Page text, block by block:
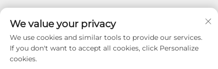
お問い合わせ
We value your privacy
We use cookies and similar tools to provide our services.
If you don't want to accept all cookies, click Personalize
cookies.